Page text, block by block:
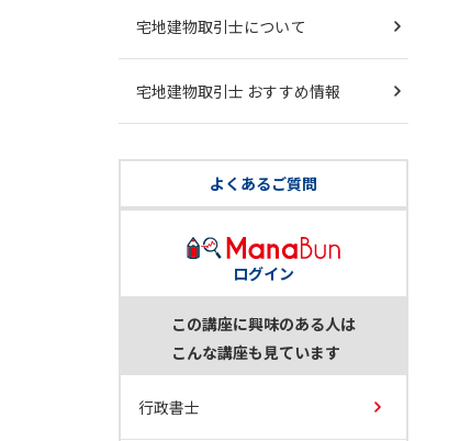
宅地建物取引士について
宅地建物取引士 おすすめ情報
よくあるご質問
ログイン
この講座に興味のある人は
こんな講座も見ています
行政書士